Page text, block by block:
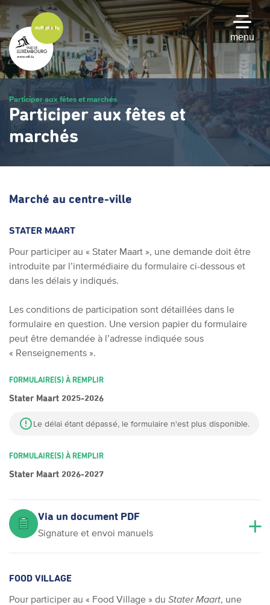
Passer
au
contenu
principal
menu
Participer aux fêtes et marchés
Participer aux fêtes et
marchés
Marché au centre-ville
STATER MAART
Pour participer au « Stater Maart », une demande doit être
introduite par l’intermédiaire du formulaire ci-dessous et
dans les délais y indiqués.
Les conditions de participation sont détaillées dans le
formulaire en question. Une version papier du formulaire
peut être demandée à l’adresse indiquée sous
« Renseignements ».
FORMULAIRE(S) À REMPLIR
Stater Maart 2025-2026
Le délai étant dépassé, le formulaire n'est plus disponible.
FORMULAIRE(S) À REMPLIR
Stater Maart 2026-2027
Via un document PDF
Signature et envoi manuels
FOOD VILLAGE
Pour participer au « Food Village » du Stater Maart, une